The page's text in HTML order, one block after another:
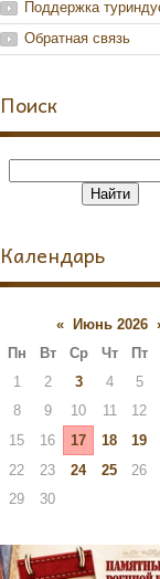
Поддержка
Обратная связь
Поиск
Календарь
« Июнь 2026
Пн
Вт Ср Чт Пт
1
2 3 4 5
8
9 10 11 12
15
16 17 18 19
22
23 24 25 26
29
30